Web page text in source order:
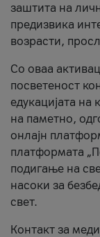
заштита на
предизвика
возрасти,
Со оваа
посветеност
едукацијата на
на паметно,
онлајн
платформата
подигање на
насоки за
свет.
Контакт за